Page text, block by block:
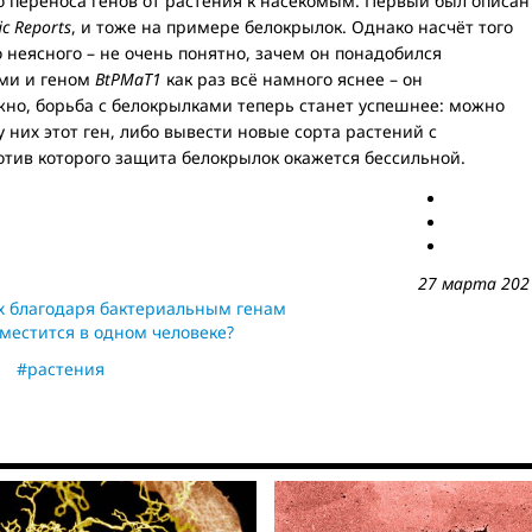
Reports, и тоже на примере белокрылок. Однако насчёт того
неясного – не очень понятно, зачем он понадобился
и геном BtPMaT1 как раз всё намного яснее – он
борьба с белокрылками теперь станет успешнее: можно
этот ген, либо вывести новые сорта растений с
которого защита белокрылок окажется бессильной.
27 марта
благодаря бактериальным генам
в одном человеке?
#растения